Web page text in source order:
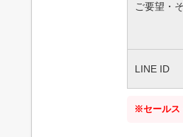
ご要望・
LINE ID
※セールス